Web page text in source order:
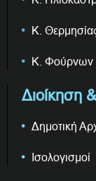
Κ.
Κ. Φούρνων
Διοίκηση
Δημοτική
Ισολογισμοί